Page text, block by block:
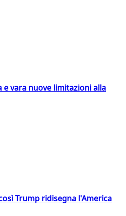
vara nuove limitazioni alla
Trump ridisegna l'America